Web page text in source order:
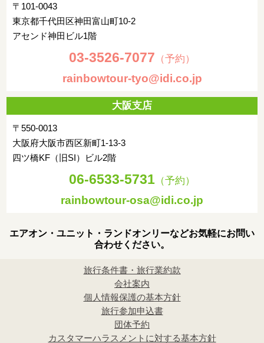
バンコク発タイ国際航空TG648便(00:50発予定)にて空路帰国の
途へ
〒101-0043
東京都千代田区神田富山町10-2
アセンド神田ビル1階
03-3526-7077 （予約）
rainbowtour-tyo@idi.co.jp
大阪支店
〒550-0013
大阪府大阪市西区新町1-13-3
四ツ橋KF（旧SI）ビル2階
06-6533-5731 （予約）
rainbowtour-osa@idi.co.jp
エアオン・ユニット・ランドオンリーなどお気軽にお問い
合わせください。
旅行条件書・旅行業約款
会社案内
個人情報保護の基本方針
旅行参加申込書
団体予約
カスタマーハラスメントに対する基本方針